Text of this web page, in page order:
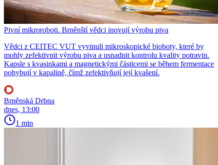
Pivní mikroroboti. Brněnští vědci inovují výrobu piva
Vědci z CEITEC VUT vyvinuli mikroskopické bioboty, které by
mohly zefektivnit výrobu piva a usnadnit kontrolu kvality potravin.
Kapsle s kvasinkami a magnetickými částicemi se během fermentace
pohybují v kapalině, čímž zefektivňují její kvašení.
Brněnská Drbna
dnes, 13:00
1 min